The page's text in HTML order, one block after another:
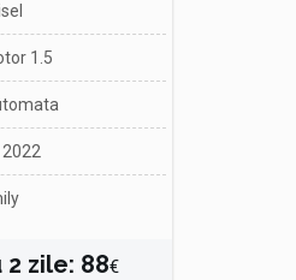
1.5
2 zile: 88€